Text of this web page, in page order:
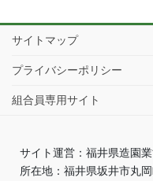
サイトマップ
プライバシーポリシー
組合員専用サイト
サイト運営：福井県造園
所在地：福井県坂井市丸